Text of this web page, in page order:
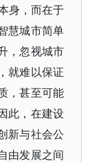
身，而在于
慧城市简单
，忽视城市
就难以保证
，甚至可能
此，在建设
新与社会公
由发展之间